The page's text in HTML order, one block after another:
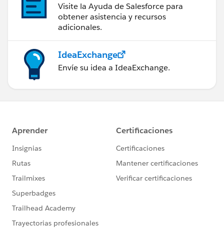
Visite la Ayuda de Salesforce para
obtener asistencia y recursos
adicionales.
IdeaExchange
Envíe su idea a IdeaExchange.